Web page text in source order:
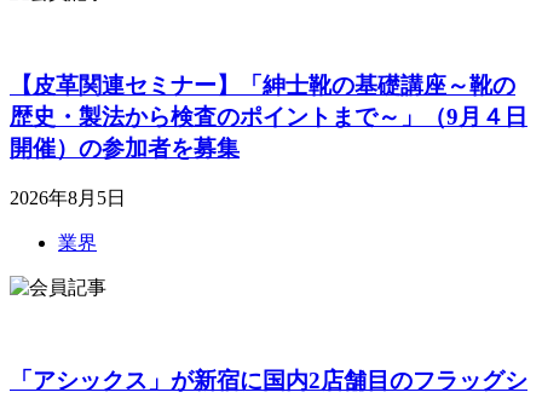
【皮革関連セミナー】「紳士靴の基礎講座～靴の
歴史・製法から検査のポイントまで～」（9月４日
開催）の参加者を募集
2026年8月5日
業界
「アシックス」が新宿に国内2店舗目のフラッグシ